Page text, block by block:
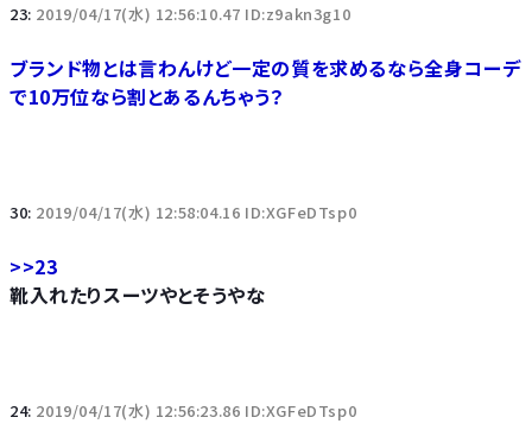
23: 2019/04/17(水) 12:56:10.47 ID:z9akn3g10
ブランド物とは言わんけど一定の質を求めるなら全身コーデ
で10万位なら割とあるんちゃう？
30: 2019/04/17(水) 12:58:04.16 ID:XGFeDTsp0
>>23
靴入れたりスーツやとそうやな
24: 2019/04/17(水) 12:56:23.86 ID:XGFeDTsp0